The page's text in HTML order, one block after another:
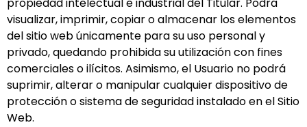
propiedad intelectual e industrial del Titular. Podrá
visualizar, imprimir, copiar o almacenar los elementos
del sitio web únicamente para su uso personal y
privado, quedando prohibida su utilización con fines
comerciales o ilícitos. Asimismo, el Usuario no podrá
suprimir, alterar o manipular cualquier dispositivo de
protección o sistema de seguridad instalado en el Sitio
Web.